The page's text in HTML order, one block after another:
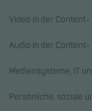
Video in der
Audio in der
Mediensysteme, IT
Persönliche, soziale